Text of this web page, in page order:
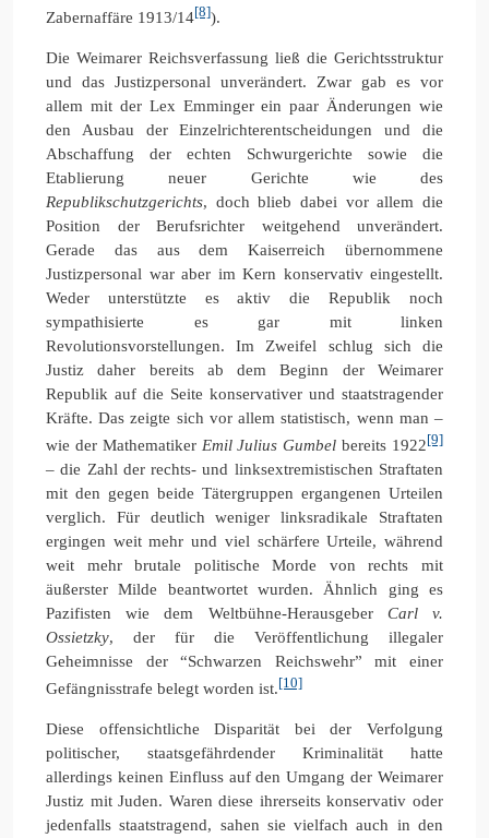
Zabernaffäre 1913/14[8]).
Die Weimarer Reichsverfassung ließ die Gerichtsstruktur
und das Justizpersonal unverändert. Zwar gab es vor
allem mit der Lex Emminger ein paar Änderungen wie
den Ausbau der Einzelrichterentscheidungen und die
Abschaffung der echten Schwurgerichte sowie die
Etablierung neuer Gerichte wie des
Republikschutzgerichts, doch blieb dabei vor allem die
Position der Berufsrichter weitgehend unverändert.
Gerade das aus dem Kaiserreich übernommene
Justizpersonal war aber im Kern konservativ eingestellt.
Weder unterstützte es aktiv die Republik noch
sympathisierte es gar mit linken
Revolutionsvorstellungen. Im Zweifel schlug sich die
Justiz daher bereits ab dem Beginn der Weimarer
Republik auf die Seite konservativer und staatstragender
Kräfte. Das zeigte sich vor allem statistisch, wenn man –
wie der Mathematiker Emil Julius Gumbel bereits 1922[9]
– die Zahl der rechts- und linksextremistischen Straftaten
mit den gegen beide Tätergruppen ergangenen Urteilen
verglich. Für deutlich weniger linksradikale Straftaten
ergingen weit mehr und viel schärfere Urteile, während
weit mehr brutale politische Morde von rechts mit
äußerster Milde beantwortet wurden. Ähnlich ging es
Pazifisten wie dem Weltbühne-Herausgeber Carl v.
Ossietzky, der für die Veröffentlichung illegaler
Geheimnisse der “Schwarzen Reichswehr” mit einer
Gefängnisstrafe belegt worden ist.[10]
Diese offensichtliche Disparität bei der Verfolgung
politischer, staatsgefährdender Kriminalität hatte
allerdings keinen Einfluss auf den Umgang der Weimarer
Justiz mit Juden. Waren diese ihrerseits konservativ oder
jedenfalls staatstragend, sahen sie vielfach auch in den